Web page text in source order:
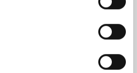
Generella avvikande öppettider